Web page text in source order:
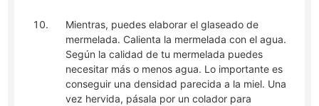
Mientras, puedes elaborar el glaseado de
mermelada. Calienta la mermelada con el agua.
Según la calidad de tu mermelada puedes
necesitar más o menos agua. Lo importante es
conseguir una densidad parecida a la miel. Una
vez hervida, pásala por un colador para